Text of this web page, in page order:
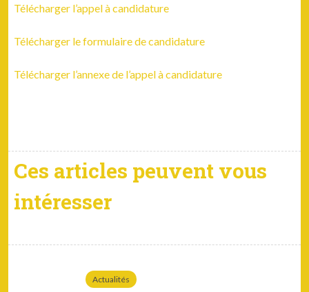
Télécharger l’ap­pel à can­di­da­ture
Télécharger le for­mu­laire de can­di­da­ture
Télécharger l’an­nexe de l’ap­pel à can­di­da­ture
Ces articles peuvent vous
intéresser
Actualités